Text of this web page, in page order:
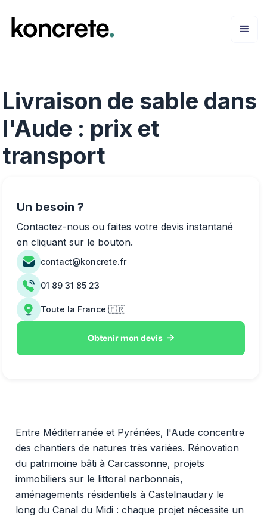
Livraison de sable dans
l'Aude : prix et
transport
Entre Méditerranée et Pyrénées, l'Aude concentre
des chantiers de natures très variées. Rénovation
du patrimoine bâti à Carcassonne, projets
immobiliers sur le littoral narbonnais,
aménagements résidentiels à Castelnaudary le
long du Canal du Midi : chaque projet nécessite un
Un besoin ?
Contactez-nous ou faites votre devis instantané
en cliquant sur le bouton.
contact@koncrete.fr
01 89 31 85 23
Toute la France 🇫🇷
Obtenir mon devis 